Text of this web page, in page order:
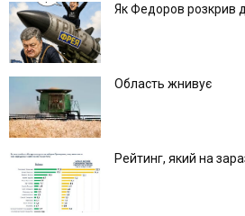
Як Федоров розкрив
Область жнивує
Рейтинг, який на